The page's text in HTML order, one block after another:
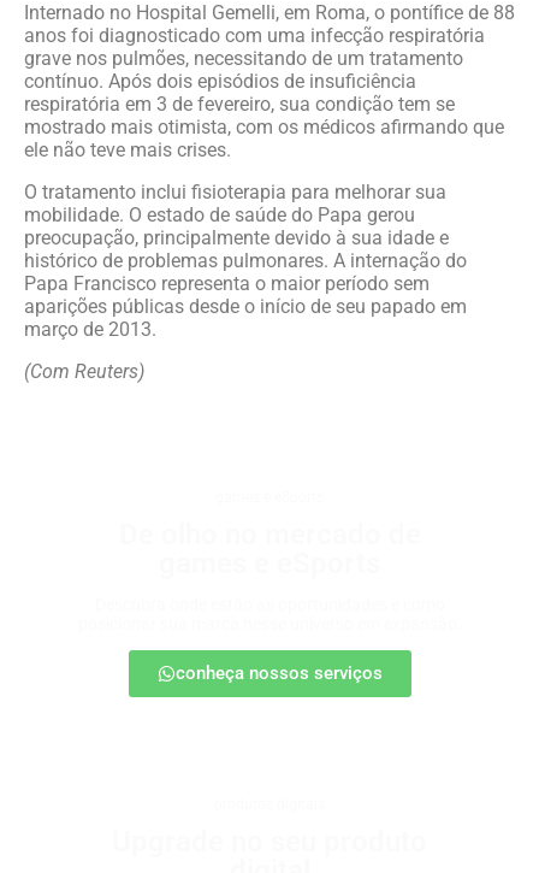
Internado no Hospital Gemelli, em Roma, o pontífice de 88
anos foi diagnosticado com uma infecção respiratória
grave nos pulmões, necessitando de um tratamento
contínuo. Após dois episódios de insuficiência
respiratória em 3 de fevereiro, sua condição tem se
mostrado mais otimista, com os médicos afirmando que
ele não teve mais crises.
O tratamento inclui fisioterapia para melhorar sua
mobilidade. O estado de saúde do Papa gerou
preocupação, principalmente devido à sua idade e
histórico de problemas pulmonares. A internação do
Papa Francisco representa o maior período sem
aparições públicas desde o início de seu papado em
março de 2013.
(Com Reuters)
conheça nossos serviços